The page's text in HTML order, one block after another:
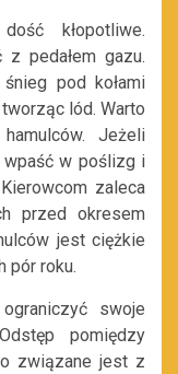
kłopotliwe.
z pedałem gazu.
pod kołami
lód. Warto
Jeżeli
wpaść w poślizg i
zaleca
przed okresem
jest ciężkie
pór roku.
swoje
pomiędzy
związane jest z